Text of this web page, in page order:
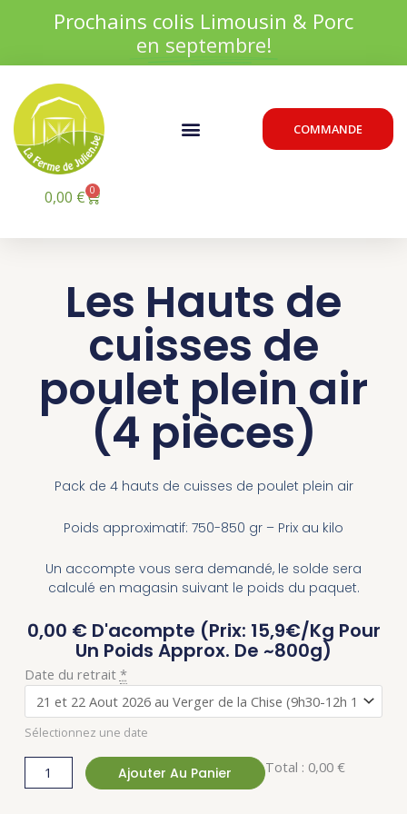
Prochains colis Limousin & Porc
en septembre!
Menu COMMANDE
0,00 € 0
Panier
Les Hauts de
cuisses de
poulet plein air
(4 pièces)
Pack de 4 hauts de cuisses de poulet plein air
Poids approximatif: 750-850 gr – Prix au kilo
Un accompte vous sera demandé, le solde sera
calculé en magasin suivant le poids du paquet.
0,00 €D'acompte (Prix: 15,9€/kg Pour
Un Poids Approx. De ~800g)
Date du retrait *
Sélectionnez une date
quantité
de
Les
Hauts
de
cuisses
Ajouter Au Panier Total : 0,00 €